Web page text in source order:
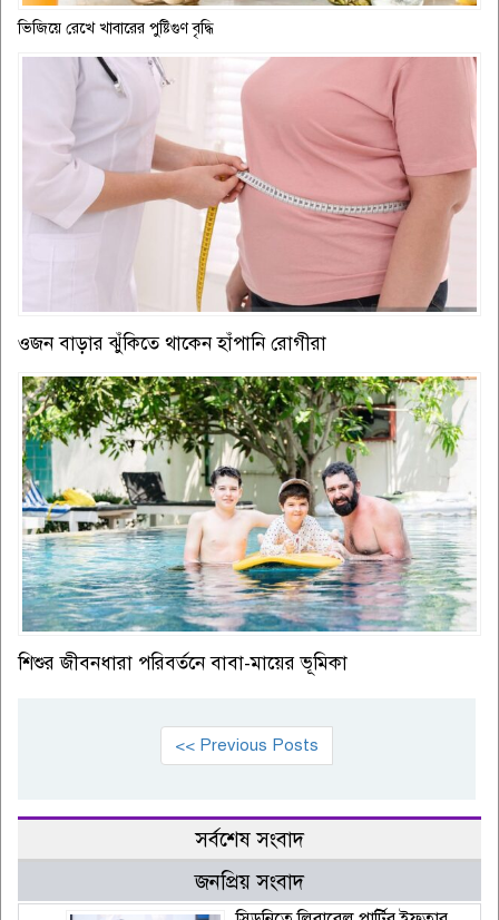
ভিজিয়ে রেখে খাবারের পুষ্টিগুণ বৃদ্ধি
ওজন বাড়ার ঝুঁকিতে থাকেন হাঁপানি রোগীরা
শিশুর জীবনধারা পরিবর্তনে বাবা-মায়ের ভূমিকা
<< Previous Posts
সর্বশেষ সংবাদ
জনপ্রিয় সংবাদ